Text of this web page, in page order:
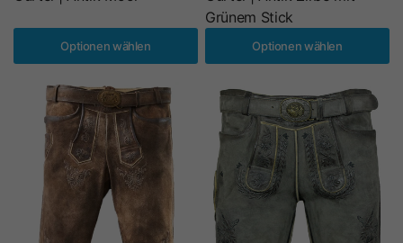
Optionen wählen
Grünem Stick
Optionen wählen